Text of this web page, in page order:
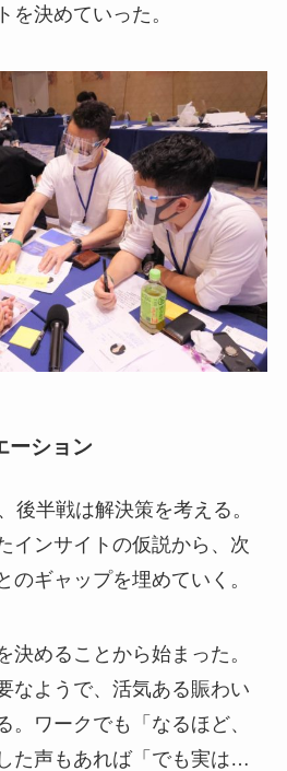
を決めていった。
ーション
後半戦は解決策を考える。
インサイトの仮説から、次
のギャップを埋めていく。
決めることから始まった。
なようで、活気ある賑わい
。ワークでも「なるほど、
た声もあれば「でも実は…